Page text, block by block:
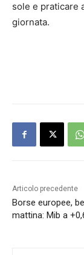
sole e praticare
giornata.
Articolo precedente
Borse europee,
mattina: Mib a